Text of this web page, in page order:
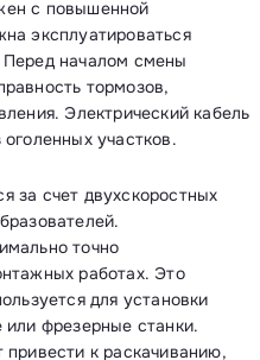
с повышенной
эксплуатироваться
началом смены
тормозов,
Электрический кабель
участков.
за счет двухскоростных
точно
работах. Это
для установки
или фрезерные станки.
к раскачиванию,